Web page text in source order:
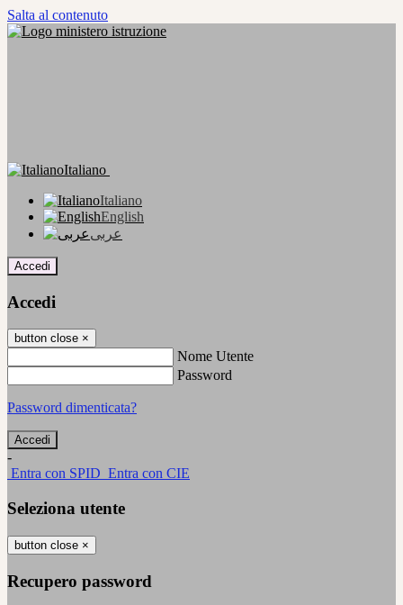
Salta al contenuto
Italiano
Italiano
English
عربى
Accedi
Accedi
button close ×
Nome Utente
Password
Password dimenticata?
-
Entra con SPID Entra con CIE
Seleziona utente
button close ×
Recupero password